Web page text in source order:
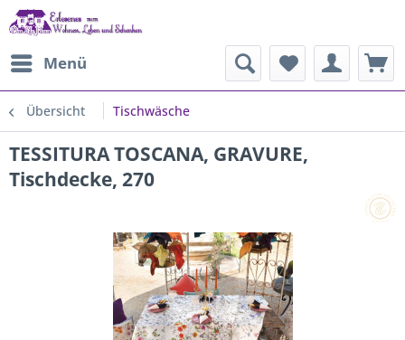
Menü
Übersicht Tischwäsche
TESSITURA TOSCANA, GRAVURE,
Tischdecke, 270